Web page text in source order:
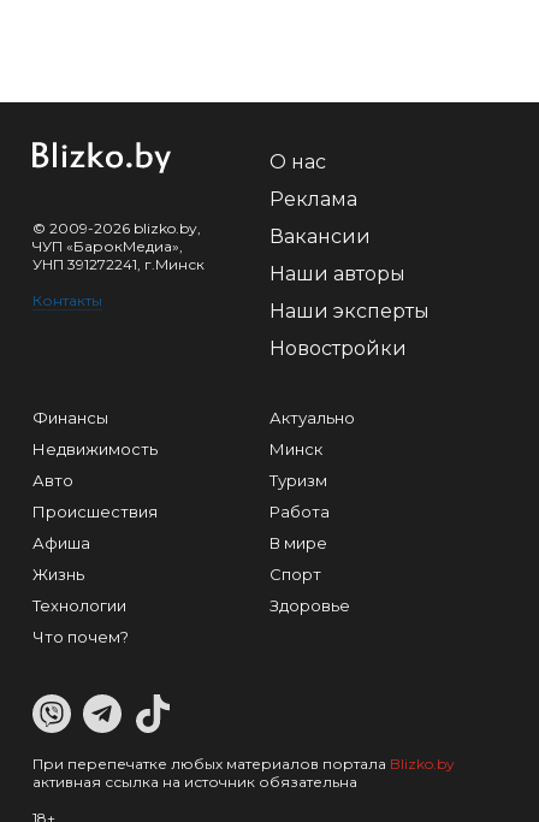
© 2009-2026 blizko.by,
ЧУП «БарокМедиа»,
УНП 391272241, г.Минск
Контакты
О нас
Реклама
Вакансии
Наши авторы
Наши эксперты
Новостройки
Финансы
Недвижимость
Авто
Происшествия
Афиша
Жизнь
Технологии
Что почем?
Актуально
Минск
Туризм
Работа
В мире
Спорт
Здоровье
При перепечатке любых материалов портала Blizko.by
активная ссылка на источник обязательна
18+